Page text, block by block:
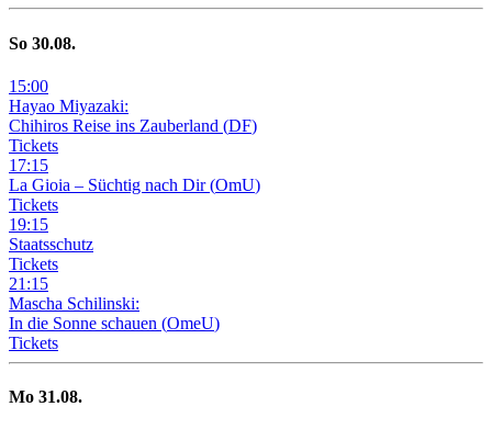
So 30.08.
15:00
Hayao Miyazaki:
Chihiros Reise ins Zauberland (DF)
Tickets
17:15
La Gioia – Süchtig nach Dir (OmU)
Tickets
19:15
Staatsschutz
Tickets
21 :15
Mascha Schilinski:
In die Sonne schauen (OmeU)
Tickets
Mo 31.08.